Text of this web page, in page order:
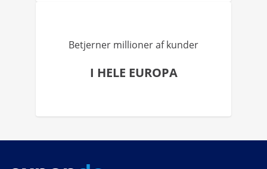
Betjerner millioner af kunder
I HELE EUROPA